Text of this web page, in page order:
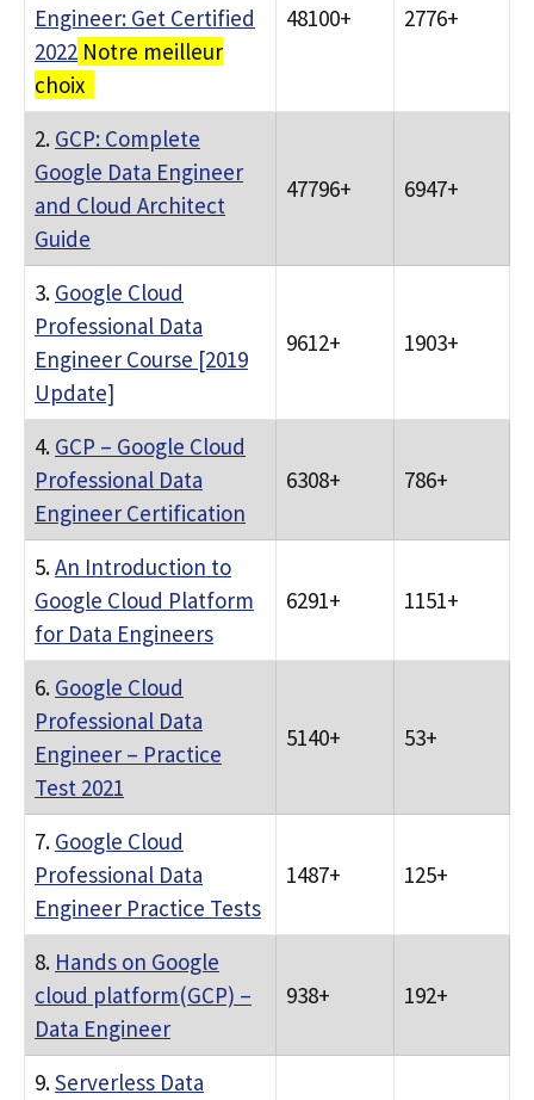
Engineer: Get Certified
2022 Notre meilleur
choix
48100+ 2776+
2. GCP: Complete
Google Data Engineer
and Cloud Architect
Guide
47796+ 6947+
3. Google Cloud
Professional Data
Engineer Course [2019
Update]
9612+ 1903+
4. GCP – Google Cloud
Professional Data
Engineer Certification
6308+ 786+
5.An Introduction to
Google Cloud Platform
for Data Engineers
6291+ 1151+
6. Google Cloud
Professional Data
Engineer – Practice
Test 2021
5140+ 53+
7. Google Cloud
Professional Data
Engineer Practice Tests
1487+ 125+
8. Hands on Google
cloud platform(GCP) –
Data Engineer
938+ 192+
9.Serverless Data